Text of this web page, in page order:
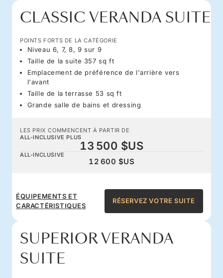
CLASSIC VERANDA SUITE
POINTS FORTS DE LA CATÉGORIE
Niveau 6, 7, 8, 9 sur 9
Taille de la suite 357 sq ft
Emplacement de préférence de l'arrière vers
l'avant
Taille de la terrasse 53 sq ft
Grande salle de bains et dressing
LES PRIX COMMENCENT À PARTIR DE
ALL-INCLUSIVE PLUS
13 500 $US
ALL-INCLUSIVE
12 600 $US
ÉQUIPEMENTS ET
CARACTÉRISTIQUES
RÉSERVEZ VOTRE SUITE
SUPERIOR VERANDA
SUITE